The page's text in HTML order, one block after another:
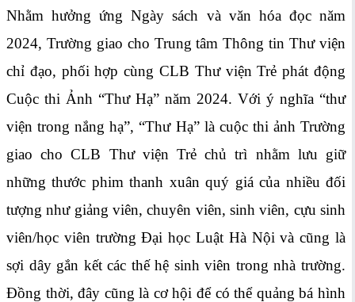
Nhằm hưởng ứng Ngày sách và văn hóa đọc năm
2024, Trường giao cho Trung tâm Thông tin Thư viện
chỉ đạo, phối hợp cùng CLB Thư viện Trẻ phát động
Cuộc thi Ảnh “Thư Hạ” năm 2024. Với ý nghĩa “thư
viện trong nắng hạ”, “Thư Hạ” là cuộc thi ảnh Trường
giao cho CLB Thư viện Trẻ chủ trì nhằm lưu giữ
những thước phim thanh xuân quý giá của nhiều đối
tượng như giảng viên, chuyên viên, sinh viên, cựu sinh
viên/học viên trường Đại học Luật Hà Nội và cũng là
sợi dây gắn kết các thế hệ sinh viên trong nhà trường.
Đồng thời, đây cũng là cơ hội để có thể quảng bá hình